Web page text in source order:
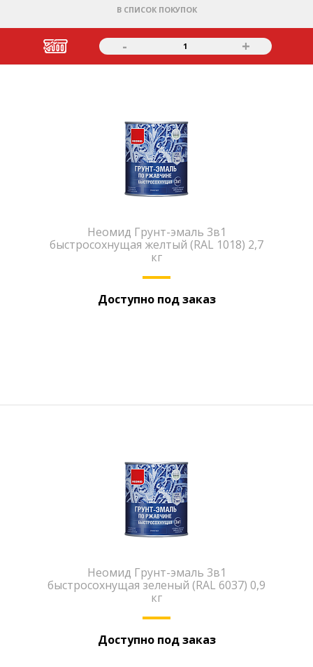
В СПИСОК ПОКУПОК
- 1 +
Неомид Грунт-эмаль 3в1
быстросохнущая желтый (RAL 1018) 2,7
кг
Доступно под заказ
Неомид Грунт-эмаль 3в1
быстросохнущая зеленый (RAL 6037) 0,9
кг
Доступно под заказ